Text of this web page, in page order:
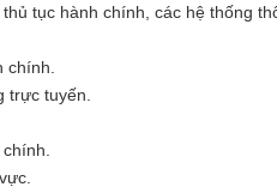
tục hành chính, các hệ thống
chính.
trực tuyến.